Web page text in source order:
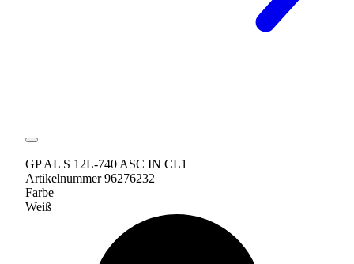
GP AL S 12L-740 ASC IN CL1
Artikelnummer 96276232
Farbe
Weiß